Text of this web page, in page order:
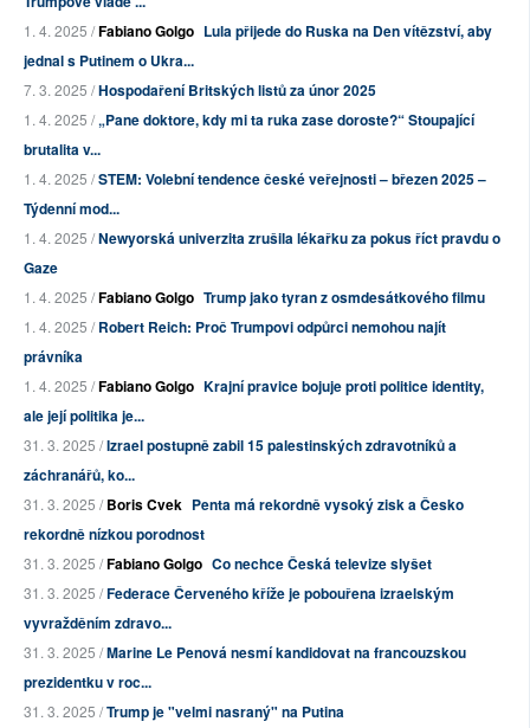
1. 4. 2025 /Fabiano Golgo Lula přijede do Ruska na Den vítězství, aby
jednal s Putinem o Ukra...
7. 3. 2025 /Hospodaření Britských listů za únor 2025
1. 4. 2025 /„Pane doktore, kdy mi ta ruka zase doroste?“ Stoupající
brutalita v...
1. 4. 2025 /STEM: Volební tendence české veřejnosti – březen 2025 –
Týdenní mod...
1. 4. 2025 /Newyorská univerzita zrušila lékařku za pokus říct pravdu o
Gaze
1. 4. 2025 /Fabiano Golgo Trump jako tyran z osmdesátkového filmu
1. 4. 2025 /Robert Reich: Proč Trumpovi odpůrci nemohou najít
právníka
1. 4. 2025 /Fabiano Golgo Krajní pravice bojuje proti politice identity,
ale její politika je...
31. 3. 2025 /Izrael postupně zabil 15 palestinských zdravotníků a
záchranářů, ko...
31. 3. 2025 /Boris Cvek Penta má rekordně vysoký zisk a Česko
rekordně nízkou porodnost
31. 3. 2025 /Fabiano Golgo Co nechce Česká televize slyšet
31. 3. 2025 /Federace Červeného kříže je pobouřena izraelským
vyvražděním zdravo...
31. 3. 2025 /Marine Le Penová nesmí kandidovat na francouzskou
prezidentku v roc...
31. 3. 2025 /Trump je "velmi nasraný" na Putina